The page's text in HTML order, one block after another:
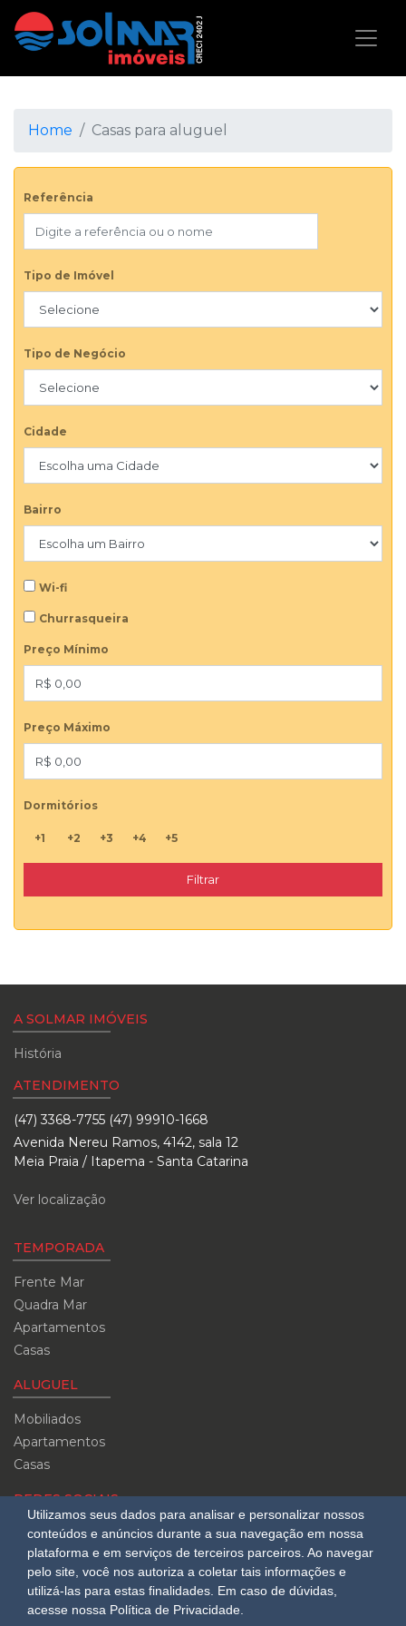
Utilizamos seus dados para analisar e personalizar nossos
conteúdos e anúncios durante a sua navegação em nossa
plataforma e em serviços de terceiros parceiros. Ao navegar
pelo site, você nos autoriza a coletar tais informações e
utilizá-las para estas finalidades. Em caso de dúvidas,
acesse nossa Política de Privacidade.
Home Casas para aluguel
Referência
Tipo de Imóvel
Tipo de Negócio
Cidade
Bairro
Wi-fi
Churrasqueira
Preço Mínimo
Preço Máximo
Dormitórios
+1 +2 +3 +4 +5
Filtrar
A SOLMAR IMÓVEIS
História
ATENDIMENTO
(47) 3368-7755 (47) 99910-1668
Avenida Nereu Ramos, 4142, sala 12
Meia Praia / Itapema - Santa Catarina
Ver localização
TEMPORADA
Frente Mar
Quadra Mar
Apartamentos
Casas
ALUGUEL
Mobiliados
Apartamentos
Casas
REDES SOCIAIS
Siga-nos no
Instagram
CUB
08/2026